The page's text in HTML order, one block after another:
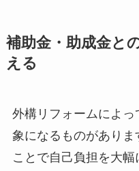
補助金・助成金と
える
外構リフォームによ
象になるものがあり
ことで自己負担を大